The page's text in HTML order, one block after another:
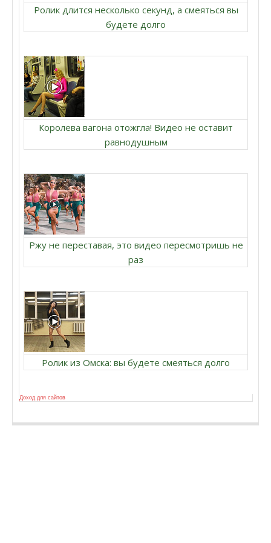
Ролик длится несколько секунд, а смеяться вы
будете долго
Королева вагона отожгла! Видео не оставит
равнодушным
Ржу не переставая, это видео пересмотришь не
раз
Ролик из Омска: вы будете смеяться долго
Доход для сайтов